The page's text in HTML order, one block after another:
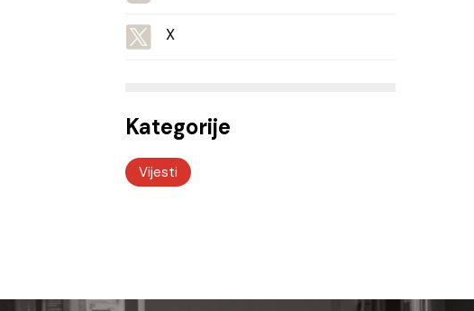
X
Kategorije
Vijesti